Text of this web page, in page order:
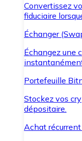
Convertissez
fiduciaire
Échanger
Échangez une
Portefeuille
Stockez vos
dépositaire.
Achat récurrent